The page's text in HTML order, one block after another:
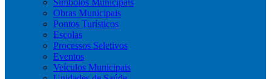
Símbolos Municipais
Obras Municipais
Pontos Turísticos
Escolas
Processos Seletivos
Eventos
Veículos Municipais